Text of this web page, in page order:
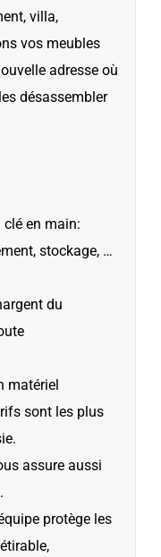
villa,
vos meubles
adresse où
désassembler
en main:
stockage, …
du
matériel
sont les plus
assure aussi
protège les